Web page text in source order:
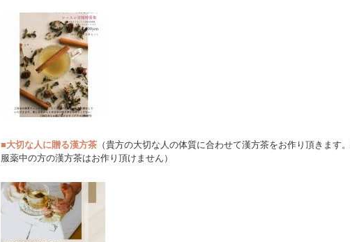
■大切な人に贈る漢方茶 （貴方の大切な人の体質に合わせて漢方茶をお作り頂きます
服薬中の方の漢方茶はお作り頂けません）